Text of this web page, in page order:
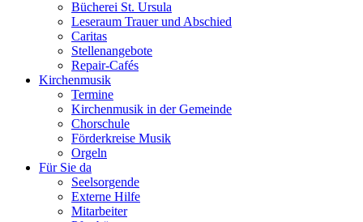
Bücherei St. Ursula
Leseraum Trauer und Abschied
Caritas
Stellenangebote
Repair-Cafés
Kirchenmusik
Termine
Kirchenmusik in der Gemeinde
Chorschule
Förderkreise Musik
Orgeln
Für Sie da
Seelsorgende
Externe Hilfe
Mitarbeiter